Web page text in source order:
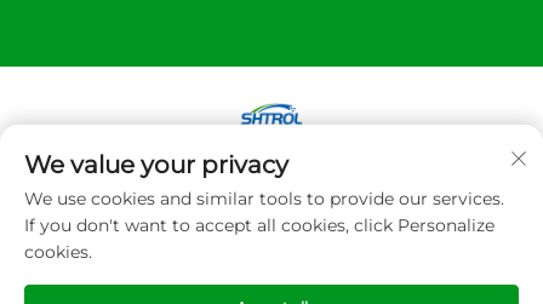
Copyright © 2025 Xuzhou sanhe автоматты
басқару жабдығы Co.,LTD. Барлық құқықтар
қорғалған
We value your privacy
We use cookies and similar tools to provide our services.
If you don't want to accept all cookies, click Personalize
cookies.